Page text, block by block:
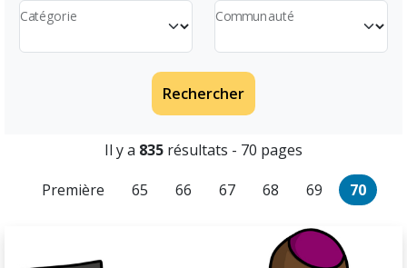
Catégorie Communauté
Rechercher
Il y a 835 résultats - 70 pages
Première
65 66 67 68 69 70